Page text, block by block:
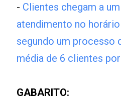
- Clientes chegam a
atendimento no
segundo um processo
média de 6 clientes
GABARITO: